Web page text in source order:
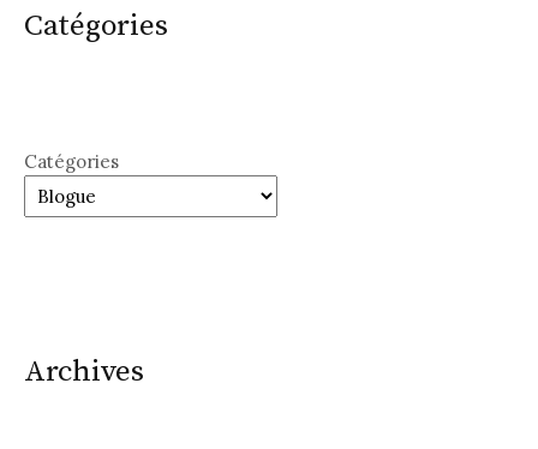
Catégories
Catégories
Archives